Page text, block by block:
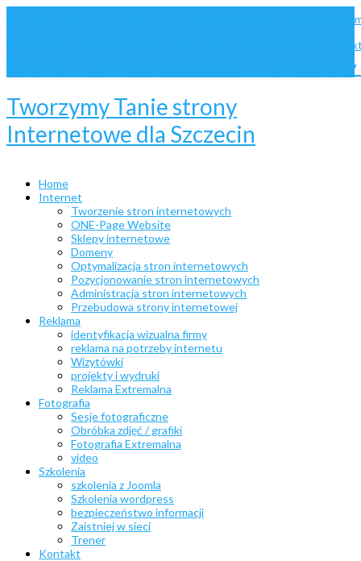
Tanie
Tworzymy Tanie strony
Internetowe dla Szczecin
Home
Internet
Tworzenie stron internetowych
ONE-Page Website
Sklepy internetowe
Domeny
Optymalizacja stron internetowych
Pozycjonowanie stron internetowych
Administracja stron internetowych
Przebudowa strony internetowej
Reklama
identyfikacja wizualna firmy
reklama na potrzeby internetu
Wizytówki
projekty i wydruki
Reklama Extremalna
Fotografia
Sesje fotograficzne
Obróbka zdjęć / grafiki
Fotografia Extremalna
video
Szkolenia
szkolenia z Joomla
Szkolenia wordpress
bezpieczeństwo informacji
Zaistniej w sieci
Trener
Kontakt